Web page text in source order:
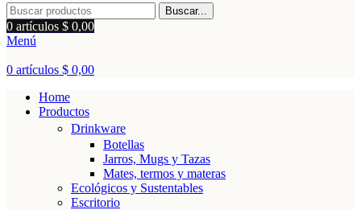
Buscar...
0 artículos $ 0,00
Menú
0 artículos $ 0,00
Home
Productos
Drinkware
Botellas
Jarros, Mugs y Tazas
Mates, termos y materas
Ecológicos y Sustentables
Escritorio